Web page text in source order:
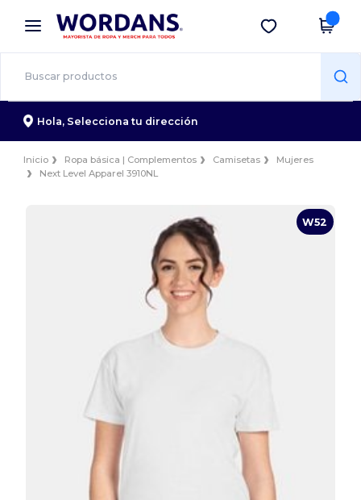
× App de Wordans
¡Mejores precios en app!
Descargar app
Hola, Selecciona tu dirección
Inicio Ropa básica | Complementos Camisetas
Mujeres
Next Level Apparel 3910NL
W52